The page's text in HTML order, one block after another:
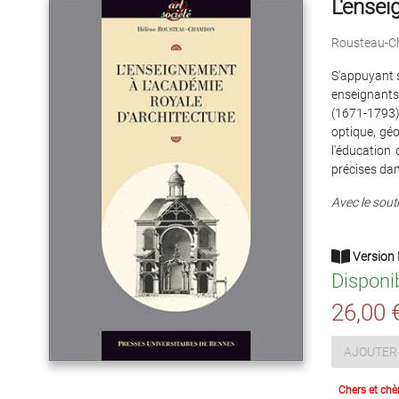
Rousteau-
S'appuyant
(1671-
optique,
l'éducation
précises
Avec le
Version
26,00
Chers et